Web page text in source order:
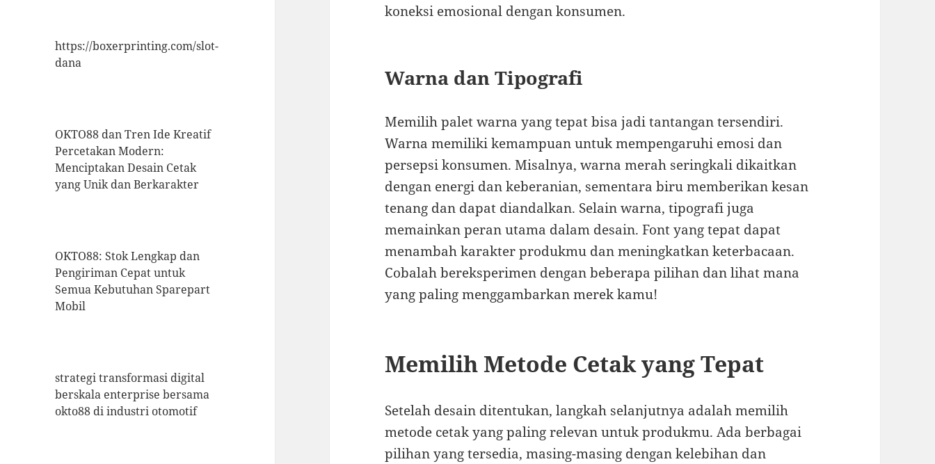
https://boxerprinting.com/slot-
dana
OKTO88 dan Tren Ide Kreatif
Percetakan Modern:
Menciptakan Desain Cetak
yang Unik dan Berkarakter
OKTO88: Stok Lengkap dan
Pengiriman Cepat untuk
Semua Kebutuhan Sparepart
Mobil
strategi transformasi digital
berskala enterprise bersama
okto88 di industri otomotif
koneksi emosional dengan konsumen.
Warna dan Tipografi
Memilih palet warna yang tepat bisa jadi tantangan tersendiri.
Warna memiliki kemampuan untuk mempengaruhi emosi dan
persepsi konsumen. Misalnya, warna merah seringkali dikaitkan
dengan energi dan keberanian, sementara biru memberikan kesan
tenang dan dapat diandalkan. Selain warna, tipografi juga
memainkan peran utama dalam desain. Font yang tepat dapat
menambah karakter produkmu dan meningkatkan keterbacaan.
Cobalah bereksperimen dengan beberapa pilihan dan lihat mana
yang paling menggambarkan merek kamu!
Memilih Metode Cetak yang Tepat
Setelah desain ditentukan, langkah selanjutnya adalah memilih
metode cetak yang paling relevan untuk produkmu. Ada berbagai
pilihan yang tersedia, masing-masing dengan kelebihan dan